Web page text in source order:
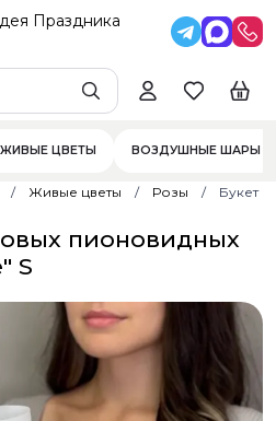
ЖИВЫЕ ЦВЕТЫ ВОЗДУШНЫЕ ШАРЫ
Живые цветы Розы Букет
пионовидных
S